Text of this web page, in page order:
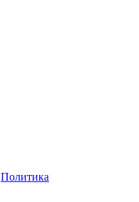
Политика